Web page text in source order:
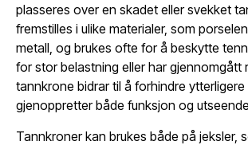
plasseres over en skadet eller svekket
fremstilles i ulike materialer, som
metall, og brukes ofte for å beskytte
for stor belastning eller har gjennomgått
tannkrone bidrar til å forhindre
gjenoppretter både funksjon og
Tannkroner kan brukes både på jeksler,